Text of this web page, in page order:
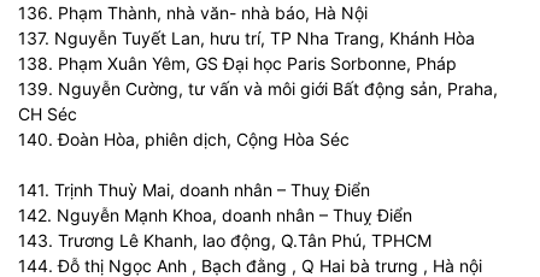
136. Phạm Thành, nhà văn- nhà báo, Hà Nội
137. Nguyễn Tuyết Lan, hưu trí, TP Nha Trang, Khánh Hòa
138. Phạm Xuân Yêm, GS Đại học Paris Sorbonne, Pháp
139. Nguyễn Cường, tư vấn và môi giới Bất động sản, Praha,
CH Séc
140. Đoàn Hòa, phiên dịch, Cộng Hòa Séc
141. Trịnh Thuỳ Mai, doanh nhân – Thuỵ Điển
142. Nguyễn Mạnh Khoa, doanh nhân – Thuỵ Điển
143. Trương Lê Khanh, lao động, Q.Tân Phú, TPHCM
144. Đỗ thị Ngọc Anh , Bạch đằng , Q Hai bà trưng , Hà nội